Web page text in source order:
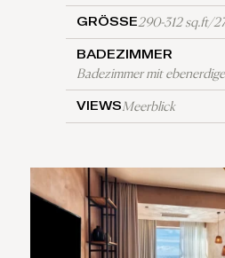
GRÖSSE290-312 sq.ft/
BADEZIMMER
Badezimmer mit
VIEWSMeerblick